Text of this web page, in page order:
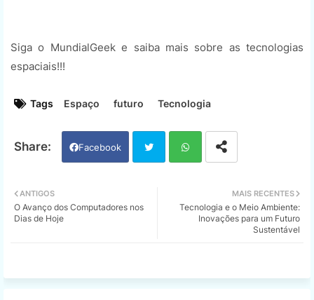
Siga o MundialGeek e saiba mais sobre as tecnologias
espaciais!!!
Tags Espaço futuro Tecnologia
Facebook
tter ats
MAIS RECENTES
Tecnologia e o Meio Ambiente:
Inovações para um Futuro
Sustentável
ANTIGOS
O Avanço dos Computadores nos
Dias de Hoje